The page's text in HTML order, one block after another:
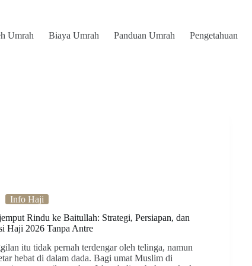
Umrah Biaya Umrah Panduan Umrah Pengetahuan
Info Haji
Rindu ke Baitullah: Strategi, Persiapan, dan
Haji 2026 Tanpa Antre
itu tidak pernah terdengar oleh telinga, namun
hebat di dalam dada. Bagi umat Muslim di